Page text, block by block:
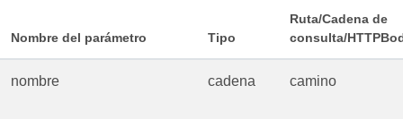
Nombre del parámetro Tipo
Ruta/Cadena de
consulta/
nombre cadena camino